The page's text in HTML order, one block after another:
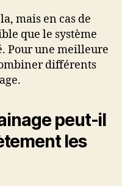
mais en cas de
que le système
Pour une meilleure
différents
peut-il
les